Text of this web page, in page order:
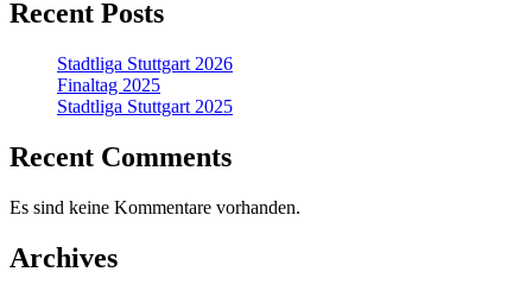
Recent Posts
Stadtliga Stuttgart 2026
Finaltag 2025
Stadtliga Stuttgart 2025
Recent Comments
Es sind keine Kommentare vorhanden.
Archives